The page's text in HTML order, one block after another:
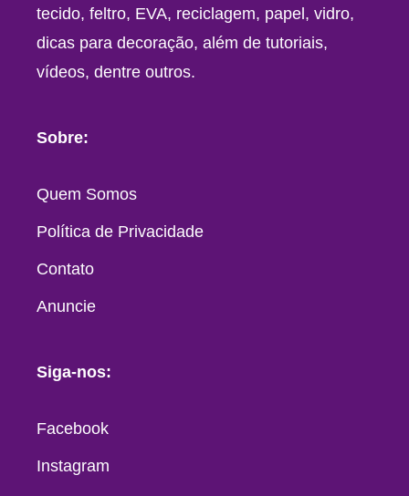
tecido, feltro, EVA, reciclagem, papel, vidro,
dicas para decoração, além de tutoriais,
vídeos, dentre outros.
Sobre:
Quem Somos
Política de Privacidade
Contato
Anuncie
Siga-nos:
Facebook
Instagram